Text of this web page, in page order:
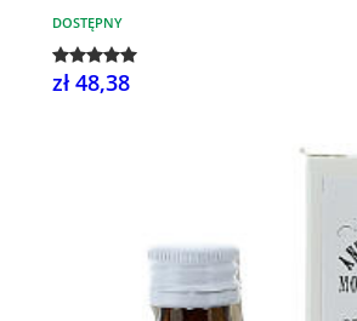
DOSTĘPNY
zł 48,38